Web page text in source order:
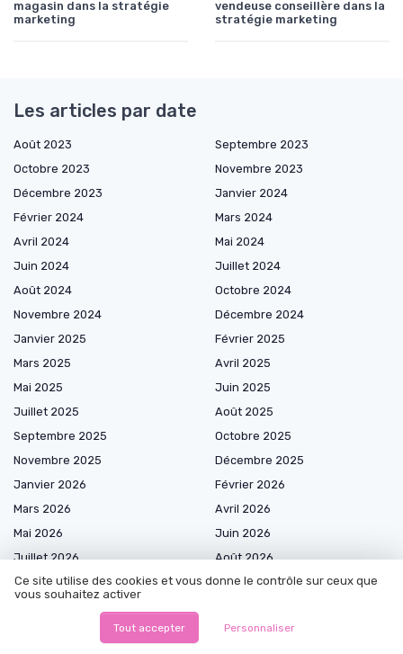
magasin dans la stratégie
marketing
vendeuse conseillère dans la
stratégie marketing
Les articles par date
Août 2023
Septembre 2023
Octobre 2023
Novembre 2023
Décembre 2023
Janvier 2024
Février 2024
Mars 2024
Avril 2024
Mai 2024
Juin 2024
Juillet 2024
Août 2024
Octobre 2024
Novembre 2024
Décembre 2024
Janvier 2025
Février 2025
Mars 2025
Avril 2025
Mai 2025
Juin 2025
Juillet 2025
Août 2025
Septembre 2025
Octobre 2025
Novembre 2025
Décembre 2025
Janvier 2026
Février 2026
Mars 2026
Avril 2026
Mai 2026
Juin 2026
Juillet 2026
Août 2026
Ce site utilise des cookies et vous donne le contrôle sur ceux que
vous souhaitez activer
Tout accepter Personnaliser